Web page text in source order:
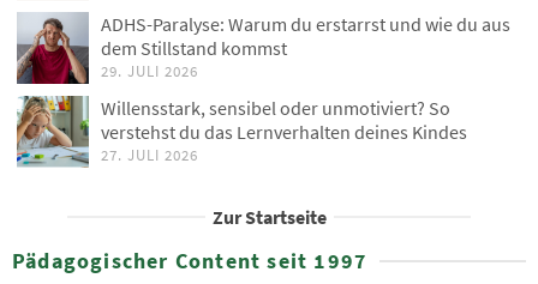
ADHS-Paralyse: Warum du erstarrst und wie du aus
dem Stillstand kommst
29. JULI 2026
Willensstark, sensibel oder unmotiviert? So
verstehst du das Lernverhalten deines Kindes
27. JULI 2026
Zur Startseite
Pädagogischer Content seit 1997